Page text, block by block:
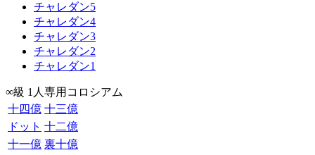
チャレダン5
チャレダン4
チャレダン3
チャレダン2
チャレダン1
∞級 1人専用コロシアム
十四億 十三億
ドット 十二億
十一億 裏十億